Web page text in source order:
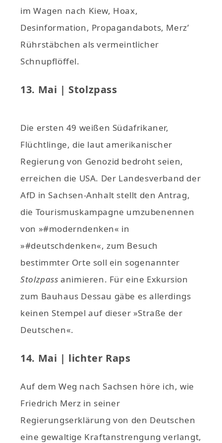
im Wagen nach Kiew, Hoax,
Desinformation, Propagandabots, Merz’
Rührstäbchen als vermeintlicher
Schnupflöffel.
13. Mai | Stolzpass
Die ersten 49 weißen Südafrikaner,
Flüchtlinge, die laut amerikanischer
Regierung von Genozid bedroht seien,
erreichen die USA. Der Landesverband der
AfD in Sachsen-Anhalt stellt den Antrag,
die Tourismuskampagne umzubenennen
von »#moderndenken« in
»#deutschdenken«, zum Besuch
bestimmter Orte soll ein sogenannter
Stolzpass animieren. Für eine Exkursion
zum Bauhaus Dessau gäbe es allerdings
keinen Stempel auf dieser »Straße der
Deutschen«.
14. Mai | lichter Raps
Auf dem Weg nach Sachsen höre ich, wie
Friedrich Merz in seiner
Regierungserklärung von den Deutschen
eine gewaltige Kraftanstrengung verlangt,